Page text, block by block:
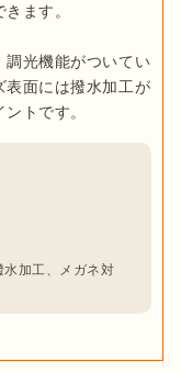
きます。
調光機能がついてい
表面には撥水加工が
加工、メガネ対